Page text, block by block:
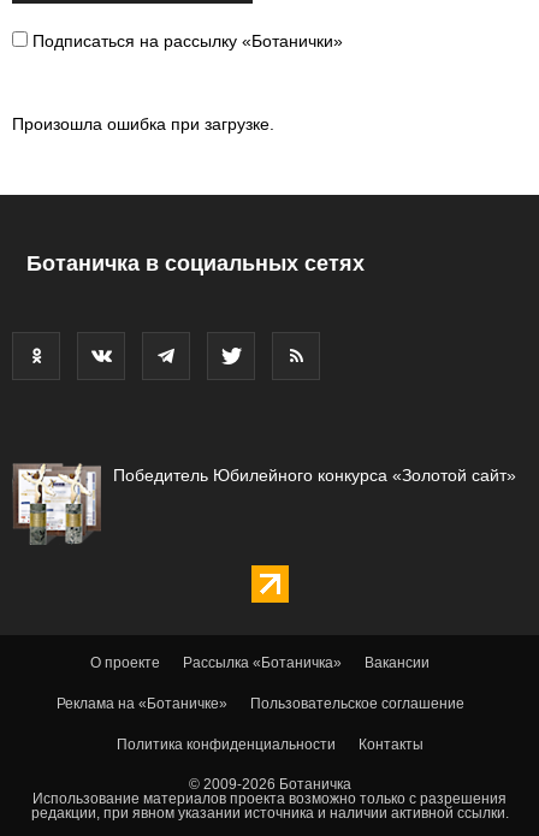
Подписаться на рассылку «Ботанички»
Произошла ошибка при загрузке.
Ботаничка в социальных сетях
Победитель Юбилейного конкурса «Золотой сайт»
О проекте Рассылка «Ботаничка» Вакансии
Реклама на «Ботаничке» Пользовательское соглашение
Политика конфиденциальности Контакты
© 2009-2026 Ботаничка
Использование материалов проекта возможно только с разрешения
редакции, при явном указании источника и наличии активной ссылки.